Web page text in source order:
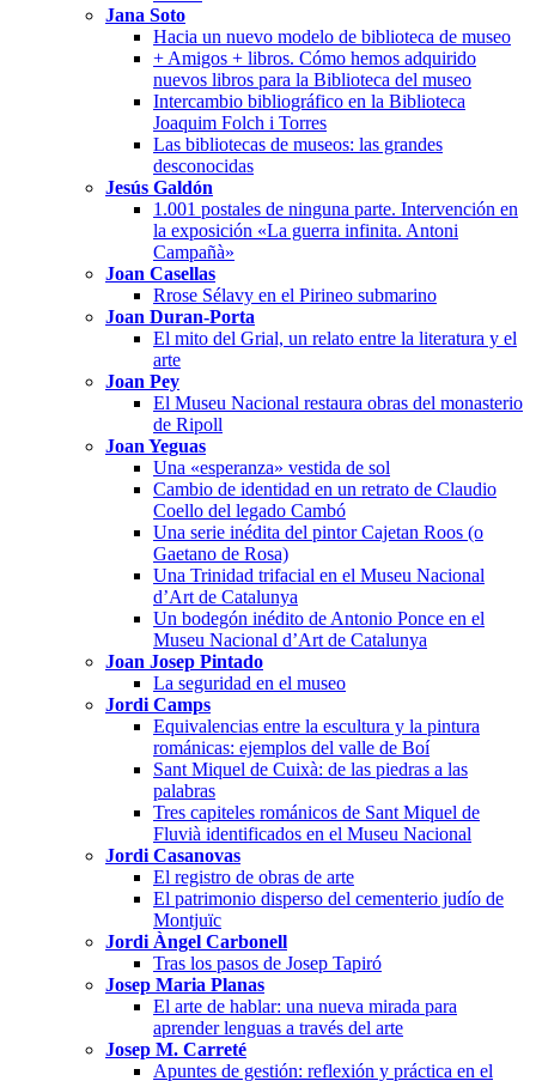
Jana Soto
Hacia un nuevo modelo de biblioteca de museo
+ Amigos + libros. Cómo hemos adquirido
nuevos libros para la Biblioteca del museo
Intercambio bibliográfico en la Biblioteca
Joaquim Folch i Torres
Las bibliotecas de museos: las grandes
desconocidas
Jesús Galdón
1.001 postales de ninguna parte. Intervención en
la exposición «La guerra infinita. Antoni
Campañà»
Joan Casellas
Rrose Sélavy en el Pirineo submarino
Joan Duran-Porta
El mito del Grial, un relato entre la literatura y el
arte
Joan Pey
El Museu Nacional restaura obras del monasterio
de Ripoll
Joan Yeguas
Una «esperanza» vestida de sol
Cambio de identidad en un retrato de Claudio
Coello del legado Cambó
Una serie inédita del pintor Cajetan Roos (o
Gaetano de Rosa)
Una Trinidad trifacial en el Museu Nacional
d’Art de Catalunya
Un bodegón inédito de Antonio Ponce en el
Museu Nacional d’Art de Catalunya
Joan Josep Pintado
La seguridad en el museo
Jordi Camps
Equivalencias entre la escultura y la pintura
románicas: ejemplos del valle de Boí
Sant Miquel de Cuixà: de las piedras a las
palabras
Tres capiteles románicos de Sant Miquel de
Fluvià identificados en el Museu Nacional
Jordi Casanovas
El registro de obras de arte
El patrimonio disperso del cementerio judío de
Montjuïc
Jordi Àngel Carbonell
Tras los pasos de Josep Tapiró
Josep Maria Planas
El arte de hablar: una nueva mirada para
aprender lenguas a través del arte
Josep M. Carreté
Apuntes de gestión: reflexión y práctica en el